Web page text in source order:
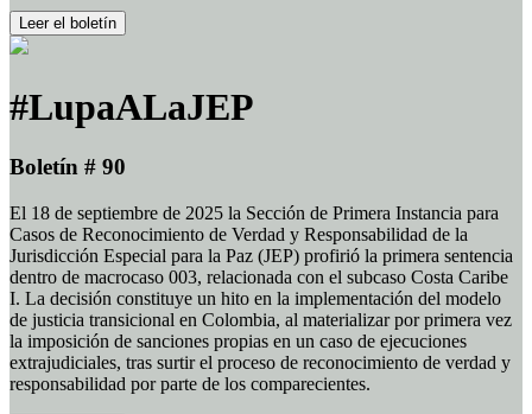
Leer el boletín
#LupaALaJEP
Boletín # 90
El 18 de septiembre de 2025 la Sección de Primera Instancia para
Casos de Reconocimiento de Verdad y Responsabilidad de la
Jurisdicción Especial para la Paz (JEP) profirió la primera sentencia
dentro de macrocaso 003, relacionada con el subcaso Costa Caribe
I. La decisión constituye un hito en la implementación del modelo
de justicia transicional en Colombia, al materializar por primera vez
la imposición de sanciones propias en un caso de ejecuciones
extrajudiciales, tras surtir el proceso de reconocimiento de verdad y
responsabilidad por parte de los comparecientes.